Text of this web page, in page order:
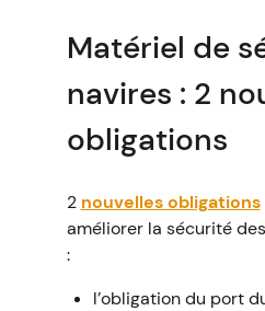
Matériel de
navires : 2
obligations
2 nouvelles obligations
améliorer la sécurité
:
l’obligation du port